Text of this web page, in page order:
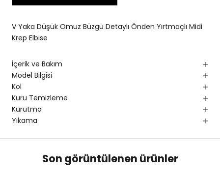
V Yaka Düşük Omuz Büzgü Detaylı Önden Yırtmaçlı Midi
Krep Elbise
İçerik ve Bakım
Model Bilgisi
Kol
Kuru Temizleme
Kurutma
Yıkama
Son görüntülenen ürünler